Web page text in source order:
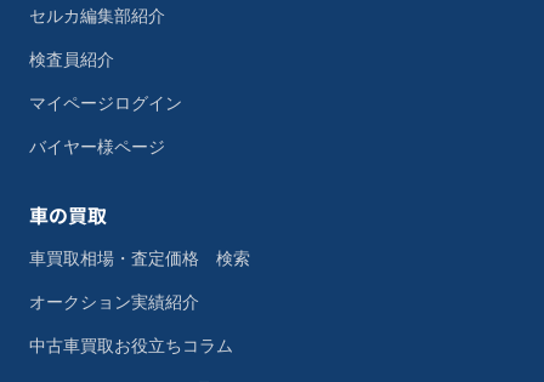
セルカ編集部紹介
検査員紹介
マイページログイン
バイヤー様ページ
車の買取
車買取相場・査定価格 検索
オークション実績紹介
中古車買取お役立ちコラム